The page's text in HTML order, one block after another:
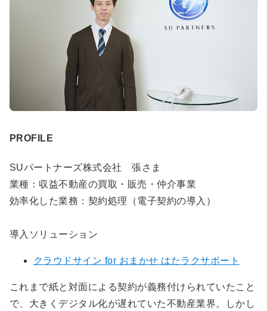
PROFILE
SUパートナーズ株式会社張さま
業種：収益不動産の買取・販売・仲介事業
効率化した業務：契約処理（電子契約の導入）
導入ソリューション
クラウドサイン for おまかせ はたラクサポート
これまで紙と対面による契約が義務付けられていたこと
で、大きくデジタル化が遅れていた不動産業界。しかし